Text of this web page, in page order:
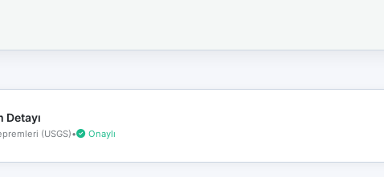
Detayı
(USGS)• Onaylı
bağlantınız